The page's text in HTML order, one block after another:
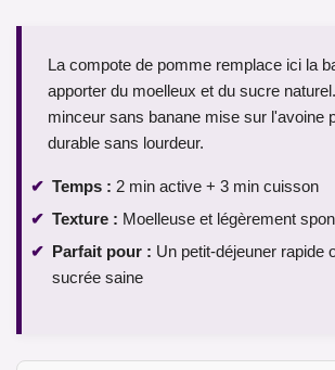
La compote de pomme remplace ici la
apporter du moelleux et du sucre
minceur sans banane mise sur l'avoine
durable sans lourdeur.
Temps : 2 min active + 3 min cuisson
Texture : Moelleuse et légèrement
Parfait pour : Un petit-déjeuner rapide
sucrée saine